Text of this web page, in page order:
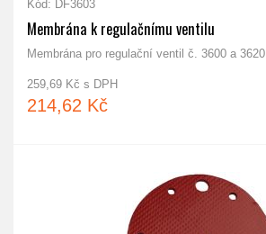
Kód: DF3603
Membrána k regulačnímu ventilu
Membrána pro regulační ventil č. 3600 a 3620
259,69 Kč s DPH
214,62 Kč